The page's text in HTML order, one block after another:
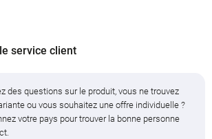
service client
des questions sur le produit, vous ne trouvez
ou vous souhaitez une offre individuelle ?
votre pays pour trouver la bonne personne